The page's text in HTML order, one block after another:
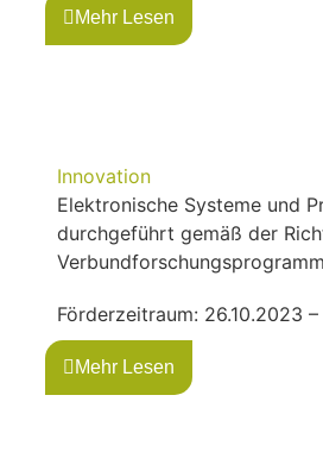
Mehr Lesen
Innovation
Elektronische Systeme und
durchgeführt gemäß der
Förderzeitraum: 26.10.2023
Mehr Lesen